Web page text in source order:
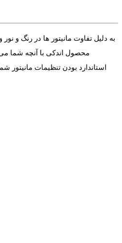
محصول اندکی با آنچه شما
استاندارد بودن تنظیمات مانیتور